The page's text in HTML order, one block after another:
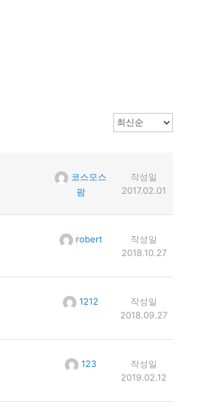
코스모스
팜
작성일
2017.02.01
robert
작성일
2018.10.27
1212
작성일
2018.09.27
123
작성일
2019.02.12